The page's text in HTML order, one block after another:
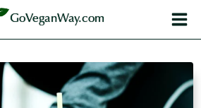
GoVeganWay.com